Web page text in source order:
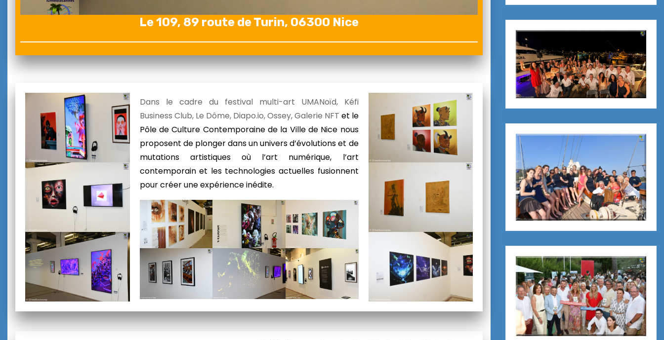
Le 109, 89 route de Turin, 06300 Nice
Dans le cadre du festival multi-art UMANoïd, Kéfi
Business Club, Le Dôme, Diapo.io, Ossey, Galerie NFT et le
Pôle de Culture Contemporaine de la Ville de Nice nous
proposent de plonger dans un univers d’évolutions et de
mutations artistiques où l’art numérique, l’art
contemporain et les technologies actuelles fusionnent
pour créer une expérience inédite.